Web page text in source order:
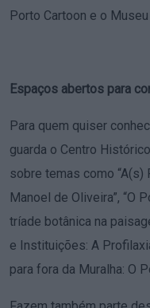
Porto Cartoon e o
Espaços abertos para
Para quem quiser
guarda o Centro
sobre temas como
Manoel de Oliveira”, “O
tríade botânica na
e Instituições: A
para fora da Muralha: O